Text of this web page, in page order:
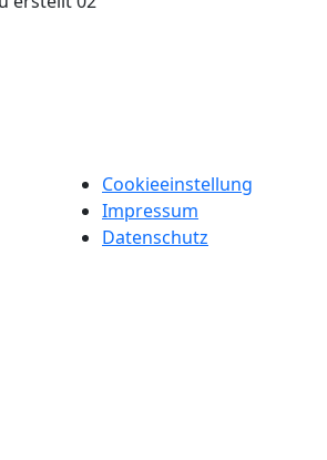
Cookieeinstellung
Impressum
Datenschutz